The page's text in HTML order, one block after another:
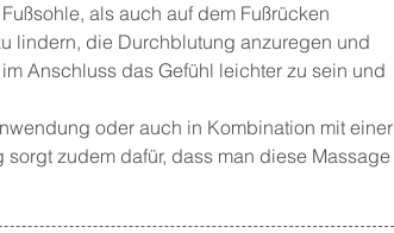
als auch auf dem Fußrücken
lindern, die Durchblutung anzuregen und
Anschluss das Gefühl leichter zu sein und
oder auch in Kombination mit einer
zudem dafür, dass man diese Massage